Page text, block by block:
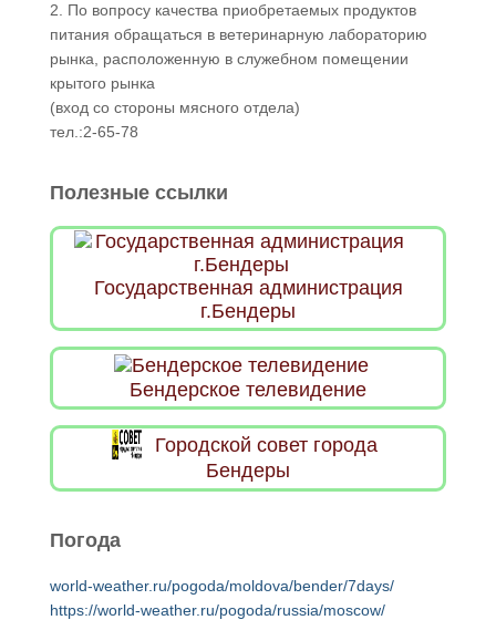
2. По вопросу качества приобретаемых продуктов
питания обращаться в ветеринарную лабораторию
рынка, расположенную в служебном помещении
крытого рынка
(вход со стороны мясного отдела)
тел.:2-65-78
Полезные ссылки
Государственная администрация
г.Бендеры
Бендерское телевидение
Городской совет города
Бендеры
Погода
world-weather.ru/pogoda/moldova/bender/7days/
https://world-weather.ru/pogoda/russia/moscow/